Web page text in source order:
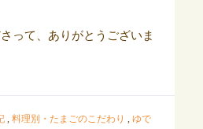
って、ありがとうございま
, 料理別・たまごのこだわり , ゆで